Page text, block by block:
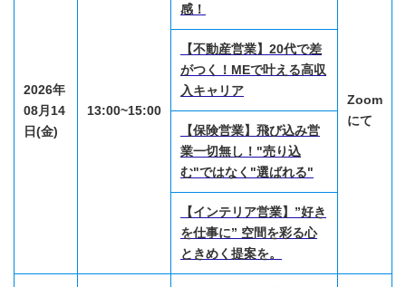
2026年
08月14
日(金)
13:00~15:00
感！
Zoom
にて
【不動産営業】20代で差
がつく！MEで叶える高収
入キャリア
【保険営業】飛び込み営
業一切無し！"売り込
む"ではなく"選ばれる"
【インテリア営業】”好き
を仕事に” 空間を彩る心
ときめく提案を。